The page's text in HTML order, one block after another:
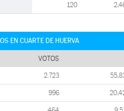
120
EN CUARTE DE HUERVA
VOTOS
2.723
996